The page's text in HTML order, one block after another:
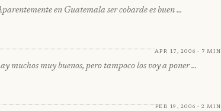
en Guatemala ser cobarde es buen …
Apr 17, 2006 · 7 min
muchos muy buenos, pero tampoco los voy a poner …
Feb 19, 2006 · 2 min